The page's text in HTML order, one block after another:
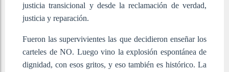
justicia transicional y desde la reclamación de verdad,
justicia y reparación.
Fueron las supervivientes las que decidieron enseñar los
carteles de NO. Luego vino la explosión espontánea de
dignidad, con esos gritos, y eso también es histórico. La